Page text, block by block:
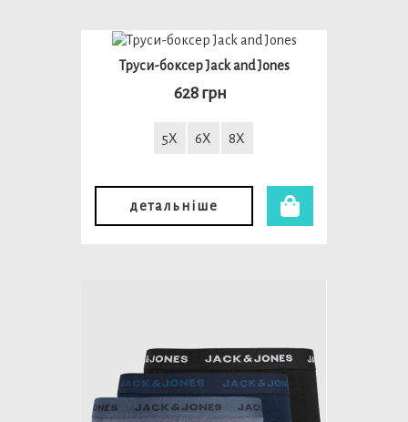
Труси-боксер Jack and Jones
628 грн
5X 6X 8X
детальніше